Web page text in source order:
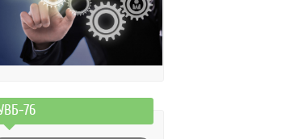
76